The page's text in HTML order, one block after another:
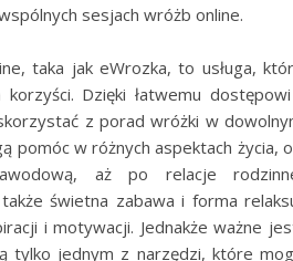
sesjach wróżb online.
taka jak eWrozka, to usługa,
Dzięki łatwemu
z porad wróżki w
pomóc w różnych aspektach życia,
aż po relacje
świetna zabawa i forma
i motywacji. Jednakże ważne
tylko jednym z narzędzi, które